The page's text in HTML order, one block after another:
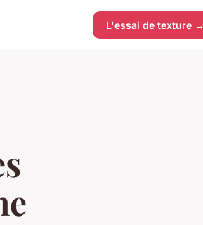
L'essai de texture →